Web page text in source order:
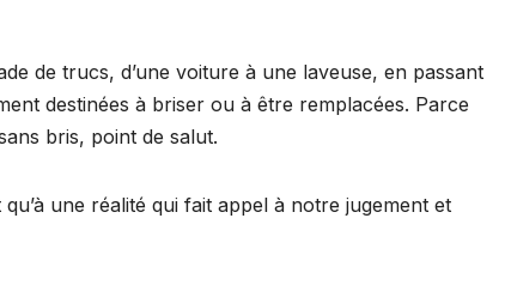
de trucs, d’une voiture à une laveuse, en passant
destinées à briser ou à être remplacées. Parce
bris, point de salut.
une réalité qui fait appel à notre jugement et